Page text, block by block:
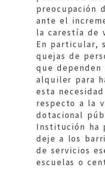
preocupación
ante el
la carestía de
En particular,
quejas de
que dependen
alquiler para
esta
respecto a la
dotacional
Institución ha
deje a los
de servicios
escuelas o